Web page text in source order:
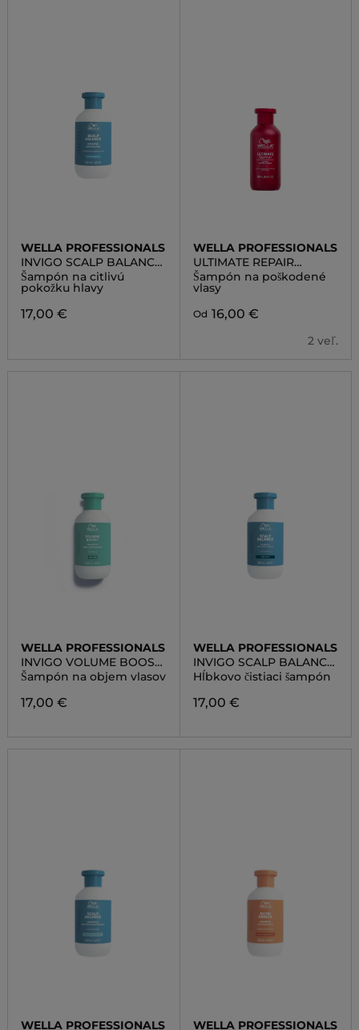
WELLA PROFESSIONALS
INVIGO SCALP BALANCE
SENSITIVE SHAMPOO
Šampón na citlivú
pokožku hlavy
17,00 €
WELLA PROFESSIONALS
ULTIMATE REPAIR
SHAMPOO
Šampón na poškodené
vlasy
Od 16,00 €
2 veľ.
WELLA PROFESSIONALS
INVIGO VOLUME BOOST
SHAMPOO
Šampón na objem vlasov
17,00 €
WELLA PROFESSIONALS
INVIGO SCALP BALANCE
DEEP CLEANSING
SHAMPOO
Hĺbkovo čistiaci šampón
17,00 €
WELLA PROFESSIONALS
WELLA PROFESSIONALS